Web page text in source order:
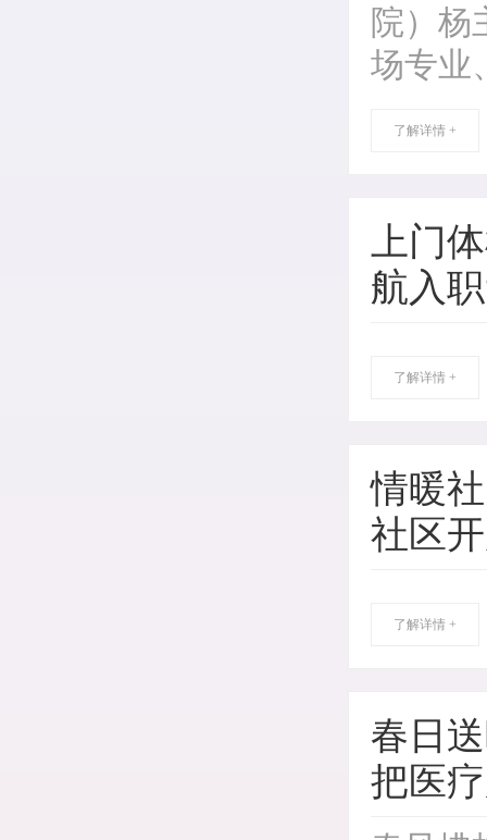
院）杨
场专业
了解详情 +
上门
航入
了解详情 +
情暖
社区
了解详情 +
春日
把医